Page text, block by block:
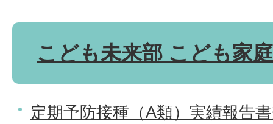
こども未来部 こども家
定期予防接種（A類）実績報告